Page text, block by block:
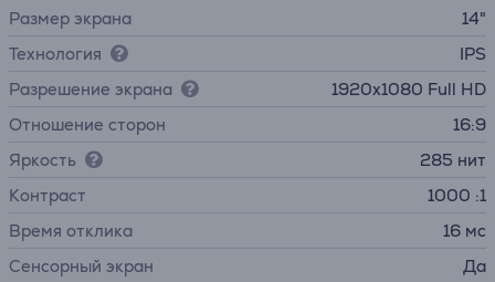
Размер экрана
14"
Технология
IPS
Разрешение экрана
1920x1080 Full HD
Отношение сторон
16:9
Яркость
285 нит
Контраст
1000 :1
Время отклика
16 мс
Cенсорный экран
Да